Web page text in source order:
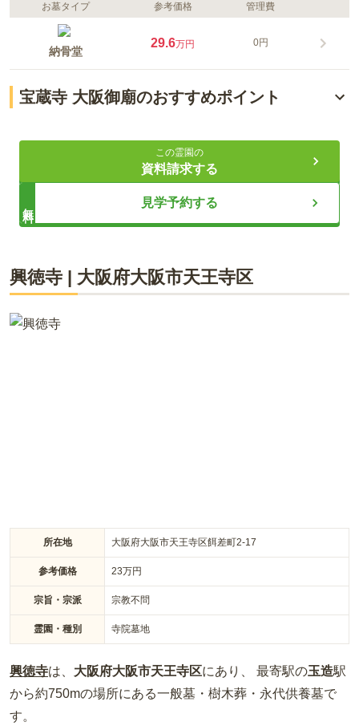
お墓タイプ 参考価格 管理費
納骨堂
29.6万円 0円
宝蔵寺 大阪御廟のおすすめポイント
新大阪駅から近い便利な立地
新たに、永代供養付き納骨堂新プラン誕生！
モダンで落ち着いた雰囲気の中でゆったりとお参り
「宝蔵寺 大阪御廟」は、都心で駅の近くにある法蔵寺の堂内に
2020年4月にオープン予定の堂内墓地です。霊園・墓地を経営
この霊園の
資料請求する
見学予約する
興徳寺 大阪府大阪市天王寺区
所在地 大阪府大阪市天王寺区餌差町2-17
参考価格 23万円
宗旨・宗派 宗教不問
霊園・種別 寺院墓地
興徳寺は、 大阪府大阪市天王寺区にあり、 最寄駅の玉造駅
から約750mの場所にある一般墓・樹木葬・永代供養墓で
す。